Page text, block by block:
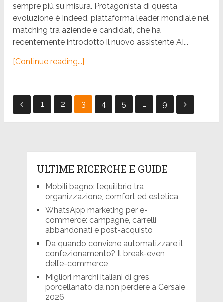
sempre più su misura. Protagonista di questa
evoluzione è Indeed, piattaforma leader mondiale nel
matching tra aziende e candidati, che ha
recentemente introdotto il nuovo assistente AI...
[Continue reading...]
Paginazione
degli
1 2 3 4 5 … 9
ULTIME RICERCHE E GUIDE
Mobili bagno: l’equilibrio tra
organizzazione, comfort ed estetica
WhatsApp marketing per e-
commerce: campagne, carrelli
abbandonati e post-acquisto
Da quando conviene automatizzare il
confezionamento? Il break-even
dell’e-commerce
Migliori marchi italiani di gres
porcellanato da non perdere a Cersaie
2026